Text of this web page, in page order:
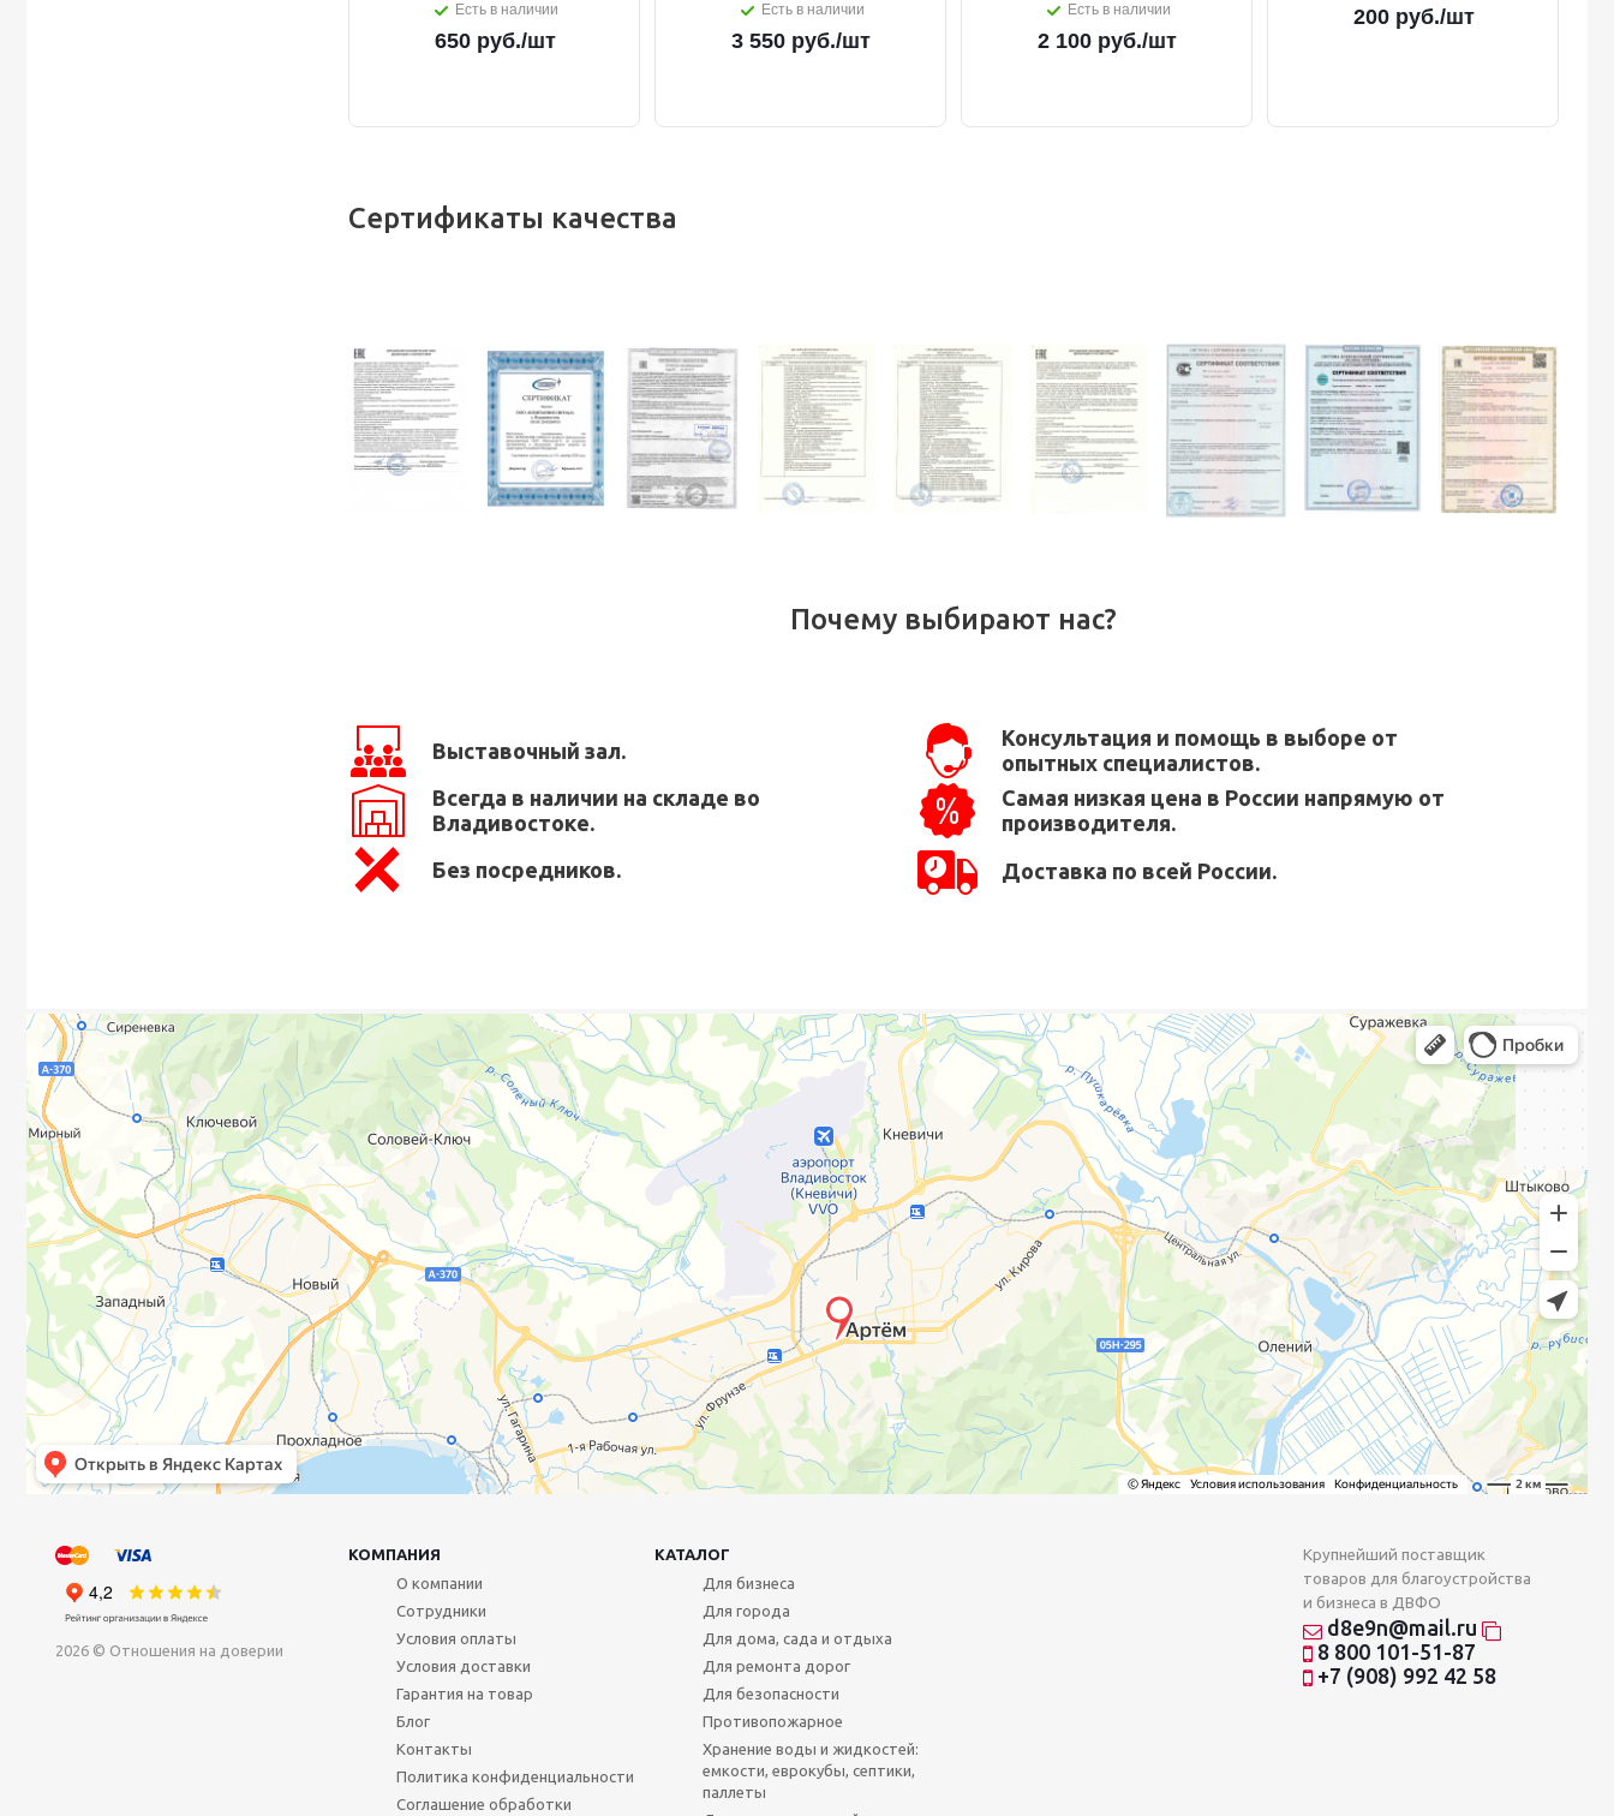
Есть в наличии
650руб./шт
Есть в наличии
3 550 руб./шт
Есть в наличии
2 100 руб./шт
200руб./шт
Сертификаты качества
Почему выбирают нас?
Выставочный зал.
Консультация и помощь в выборе от
опытных специалистов.
Всегда в наличии на складе во
Владивостоке.
Самая низкая цена в России напрямую от
производителя.
Без посредников.
Доставка по всей России.
2026 © Отношения на доверии
КОМПАНИЯ
КАТАЛОГ
О компании
Сотрудники
Условия оплаты
Условия доставки
Гарантия на товар
Блог
Контакты
Политика конфиденциальности
Соглашение обработки
Для бизнеса
Для города
Для дома, сада и отдыха
Для ремонта дорог
Для безопасности
Противопожарное
Хранение воды и жидкостей:
емкости, еврокубы, септики,
паллеты
Крупнейший поставщик
товаров для благоустройства
и бизнеса в ДВФО
d8e9n@mail.ru
8 800 101-51-87
+7 (908) 992 42 58